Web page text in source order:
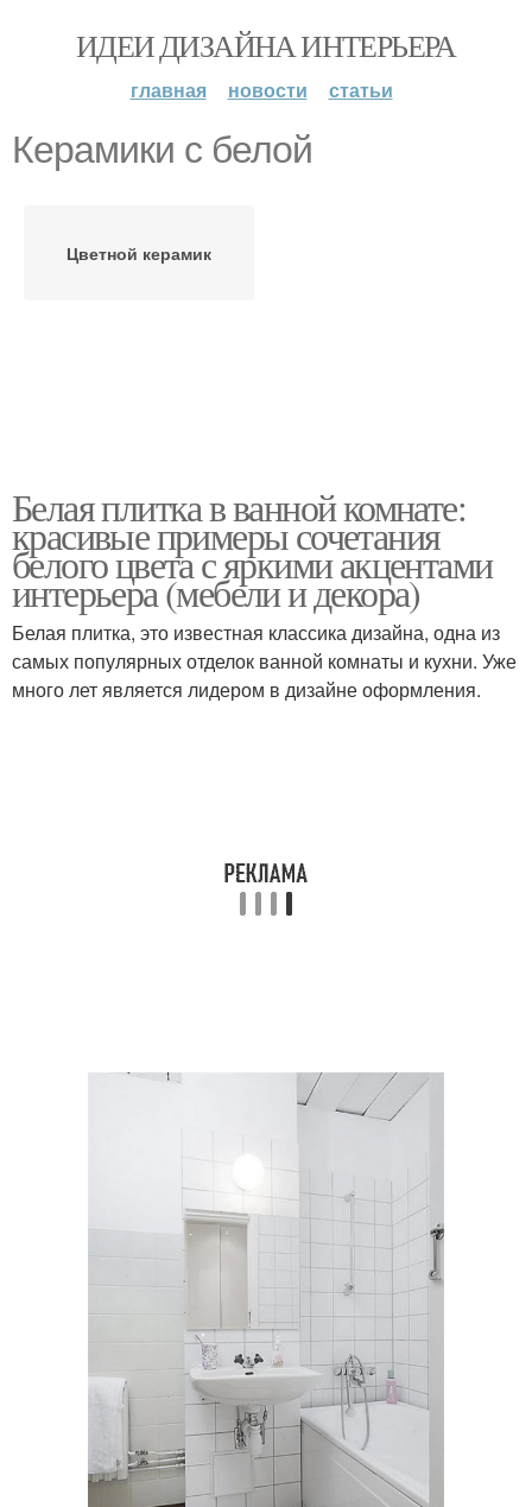
ИДЕИ ДИЗАЙНА ИНТЕРЬЕРА
главная новости статьи
Керамики с белой
Цветной керамик
Белая плитка в ванной комнате:
красивые примеры сочетания
белого цвета с яркими акцентами
интерьера (мебели и декора)
Белая плитка, это известная классика дизайна, одна из
самых популярных отделок ванной комнаты и кухни. Уже
много лет является лидером в дизайне оформления.